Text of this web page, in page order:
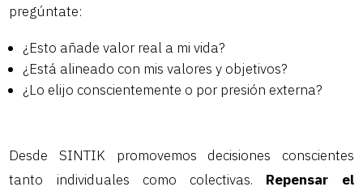
pregúntate:
¿Esto añade valor real a mi vida?
¿Está alineado con mis valores y objetivos?
¿Lo elijo conscientemente o por presión externa?
Desde SINTIK promovemos decisiones conscientes
tanto individuales como colectivas. Repensar el